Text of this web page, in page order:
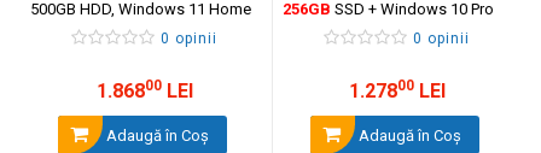
500GB HDD, Windows 11 Home
0 opinii
1.86800LEI
Adaugă în Coş
256GB SSD + Windows 10 Pro
0 opinii
1.27800LEI
Adaugă în Coş